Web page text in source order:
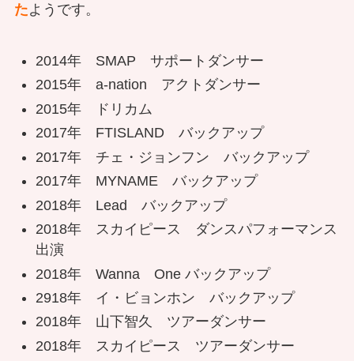
たようです。
2014年 SMAP サポートダンサー
2015年 a-nation アクトダンサー
2015年 ドリカム
2017年 FTISLAND バックアップ
2017年 チェ・ジョンフン バックアップ
2017年 MYNAME バックアップ
2018年 Lead バックアップ
2018年 スカイピース ダンスパフォーマンス
出演
2018年 Wanna One バックアップ
2918年 イ・ビョンホン バックアップ
2018年 山下智久 ツアーダンサー
2018年 スカイピース ツアーダンサー